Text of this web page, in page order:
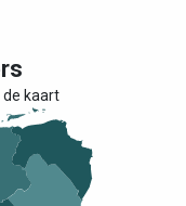
de kaart